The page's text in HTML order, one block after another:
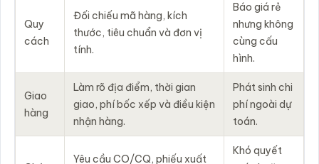
Quy
cách
Đối chiếu mã hàng, kích
thước, tiêu chuẩn và đơn vị
tính.
Báo giá rẻ
nhưng không
cùng cấu
hình.
Giao
hàng
Làm rõ địa điểm, thời gian
giao, phí bốc xếp và điều kiện
nhận hàng.
Phát sinh chi
phí ngoài dự
toán.
Yêu cầu CO/CQ, phiếu xuất
Khó quyết